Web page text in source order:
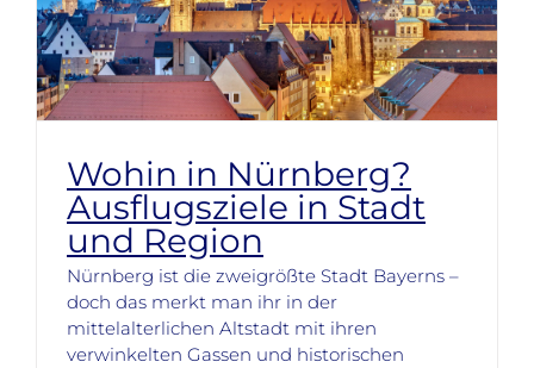
Wohin in Nürnberg?
Ausflugsziele in Stadt
und Region
Nürnberg ist die zweigrößte Stadt Bayerns –
doch das merkt man ihr in der
mittelalterlichen Altstadt mit ihren
verwinkelten Gassen und historischen